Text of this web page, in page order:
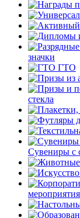
значки
ГТО
стекла
Сувениры с
мероприятия